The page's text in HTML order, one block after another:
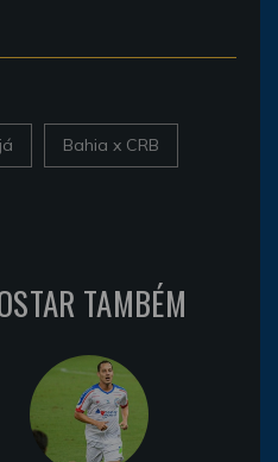
Bahia x CRB
TAMBÉM